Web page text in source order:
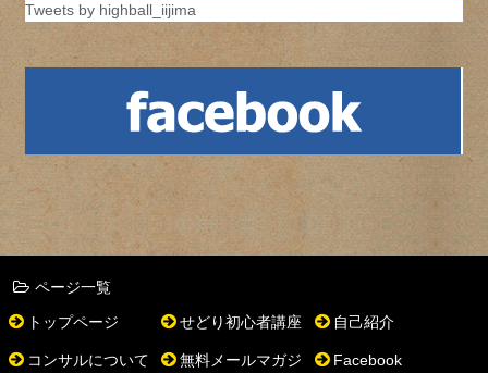
Tweets by highball_iijima
ページ一覧
トップページ
せどり初心者講座 自己紹介
コンサルについて 無料メールマガジ Facebook